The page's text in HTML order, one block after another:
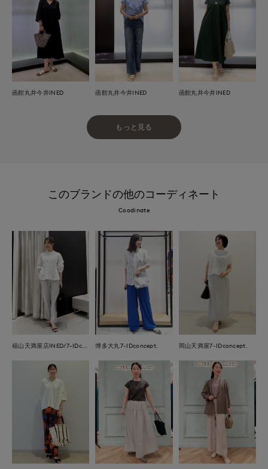
函館丸井今井INED 函館丸井今井INED 函館丸井今井INED
もっと見る
このブランドの他のコーディネート
Coodinate
博多大丸7-IDconcept. 岡山天満屋7-IDconcept.